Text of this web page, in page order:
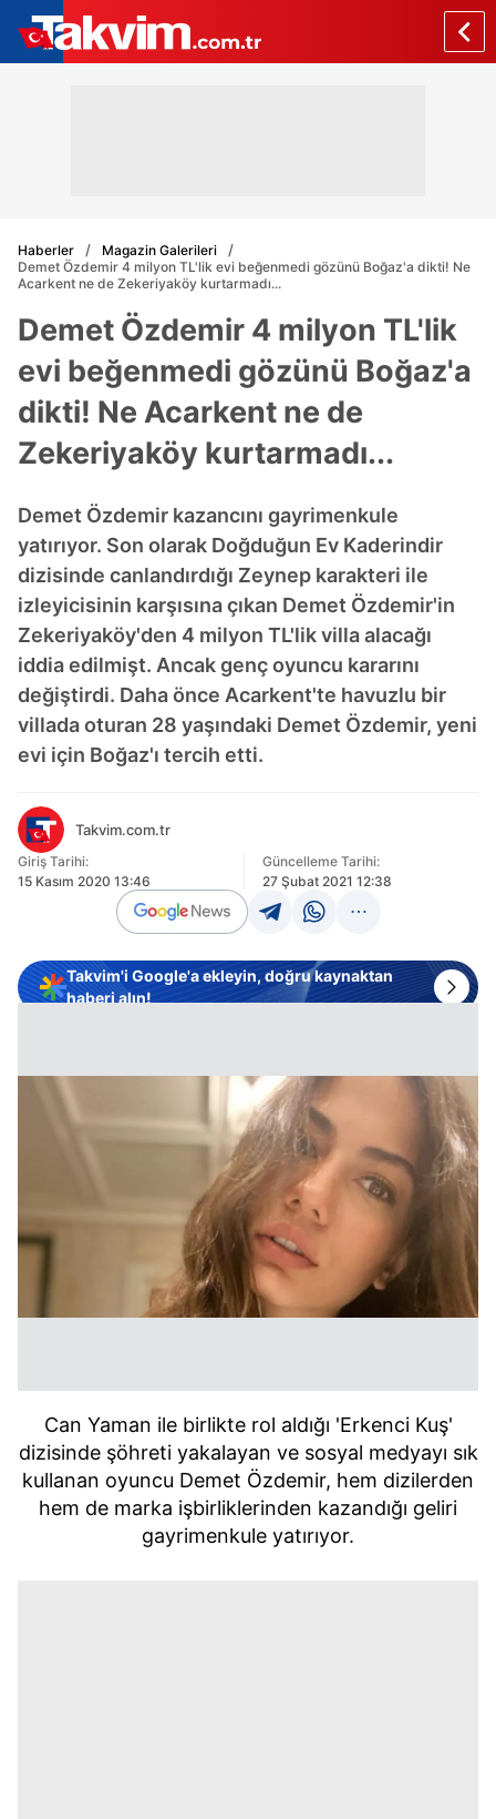
Haberler
Magazin Galerileri
Demet Özdemir 4 milyon TL'lik evi beğenmedi gözünü Boğaz'a dikti! Ne
Acarkent ne de Zekeriyaköy kurtarmadı...
Demet Özdemir 4 milyon TL'lik
evi beğenmedi gözünü Boğaz'a
dikti! Ne Acarkent ne de
Zekeriyaköy kurtarmadı...
Demet Özdemir kazancını gayrimenkule
yatırıyor. Son olarak Doğduğun Ev Kaderindir
dizisinde canlandırdığı Zeynep karakteri ile
izleyicisinin karşısına çıkan Demet Özdemir'in
Zekeriyaköy'den 4 milyon TL'lik villa alacağı
iddia edilmişt. Ancak genç oyuncu kararını
değiştirdi. Daha önce Acarkent'te havuzlu bir
villada oturan 28 yaşındaki Demet Özdemir, yeni
evi için Boğaz'ı tercih etti.
Takvim.com.tr
Giriş Tarihi:
15 Kasım 2020 13:46
Güncelleme Tarihi:
27 Şubat 2021 12:38
Takvim'i Google'a ekleyin, doğru kaynaktan
haberi alın!
Can Yaman ile birlikte rol aldığı 'Erkenci Kuş'
dizisinde şöhreti yakalayan ve sosyal medyayı sık
kullanan oyuncu Demet Özdemir, hem dizilerden
hem de marka işbirliklerinden kazandığı geliri
gayrimenkule yatırıyor.